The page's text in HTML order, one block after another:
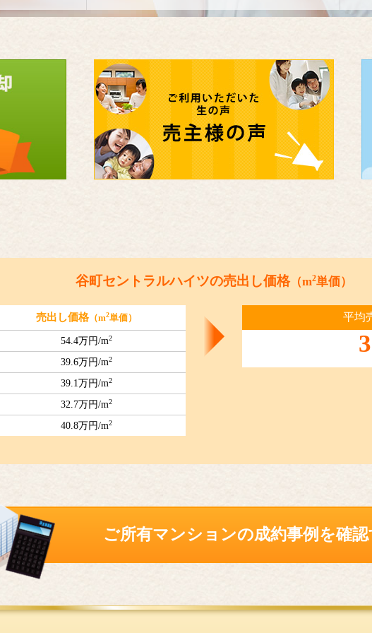
谷町セントラルハイツの売出し価格（m2単価）
売出し価格（m2単価）
54.4万円/m2
39.6万円/m2
39.1万円/m2
32.7万円/m2
40.8万円/m2
平均
ご所有マンションの成約事例を確